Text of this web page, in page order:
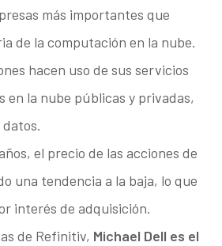
más importantes que
de la computación en la nube.
hacen uso de sus servicios
en la nube públicas y privadas,
el precio de las acciones de
una tendencia a la baja, lo que
interés de adquisición.
de Refinitiv, Michael Dell es el